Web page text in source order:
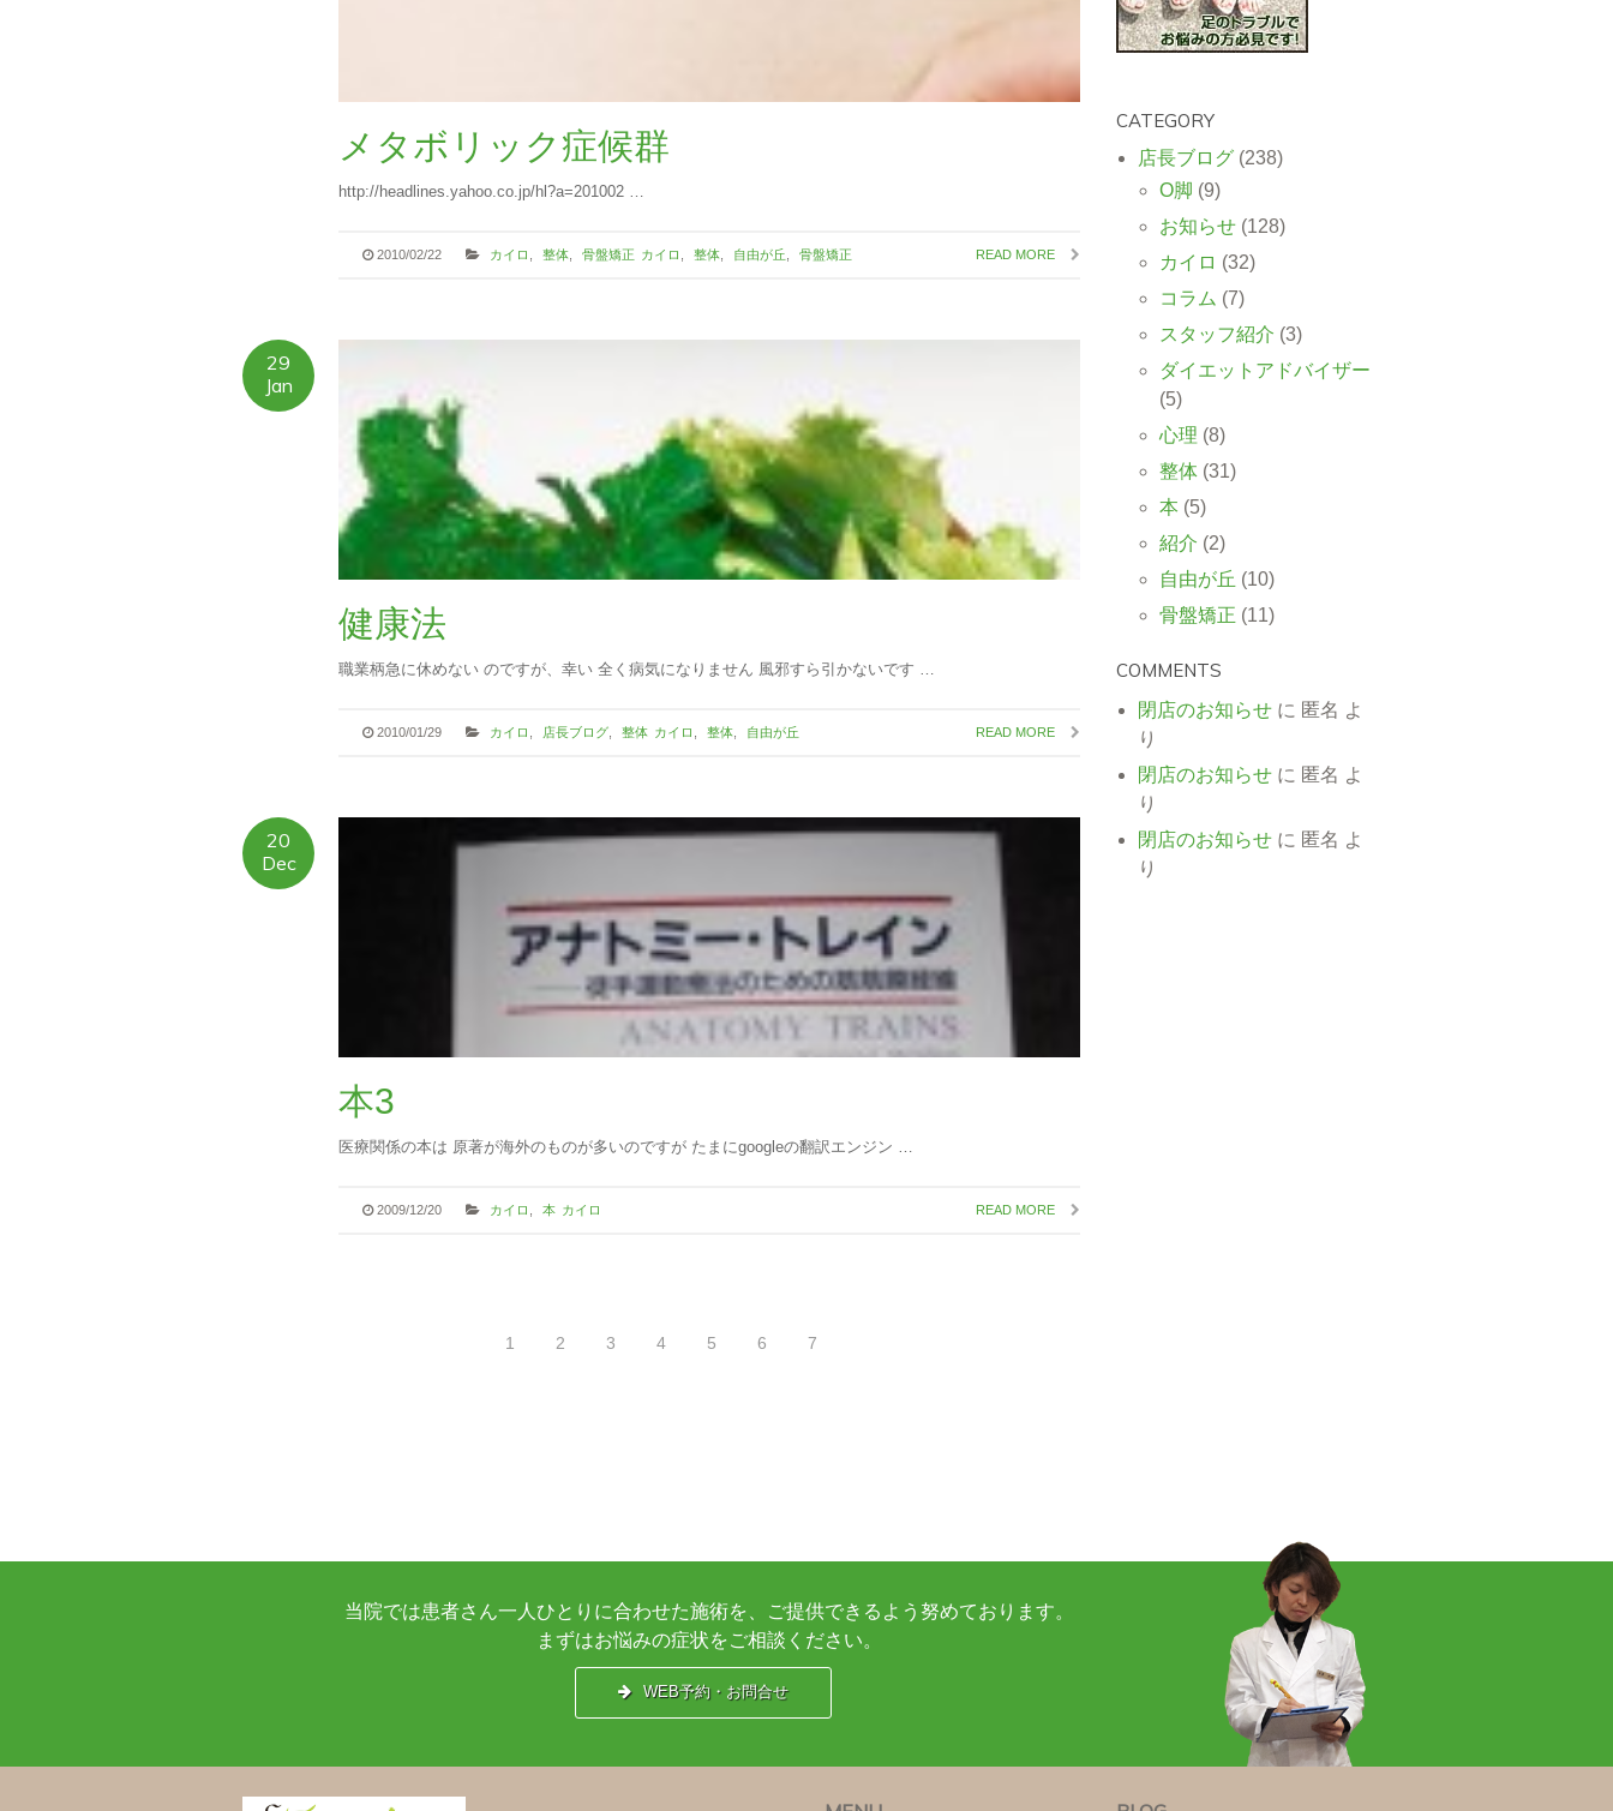
メタボリック症候群
http://headlines.yahoo.co.jp/hl?a=201002 …
2010/02/22 カイロ 整体 骨盤矯正 カイロ 整体 自由が丘 骨盤矯正 READ MORE
29
Jan
健康法
職業柄急に休めない のですが、幸い 全く病気になりません 風邪すら引かないです …
2010/01/29 カイロ 店長ブログ 整体 カイロ 整体 自由が丘 READ MORE
20
Dec
本3
医療関係の本は 原著が海外のものが多いのですが たまにgoogleの翻訳エンジン …
2009/12/20 カイロ 本 カイロ READ MORE
1 2 3 4 5 6 7
CATEGORY
店長ブログ(238)
O脚 (9)
お知らせ(128)
カイロ (32)
コラム (7)
スタッフ紹介 (3)
ダイエットアドバイザー
(5)
心理 (8)
整体(31)
本 (5)
紹介 (2)
自由が丘 (10)
骨盤矯正 (11)
COMMENTS
閉店のお知らせに 匿名 よ
り
閉店のお知らせに 匿名 よ
り
閉店のお知らせに 匿名 よ
り
当院では患者さん一人ひとりに合わせた施術を、ご提供できるよう努めております。
まずはお悩みの症状をご相談ください。
WEB予約・お問合せ